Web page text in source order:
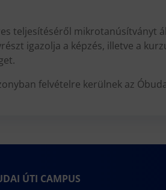
teljesítéséről mikrotanúsítványt
igazolja a képzés, illetve a
felvételre kerülnek az
ÚTI CAMPUS